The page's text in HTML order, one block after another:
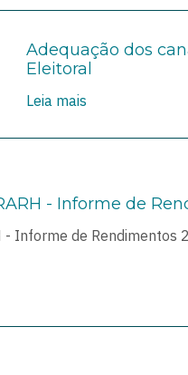
Adequação dos
Eleitoral
Leia mais
- Informe de
- Informe de Rendimentos